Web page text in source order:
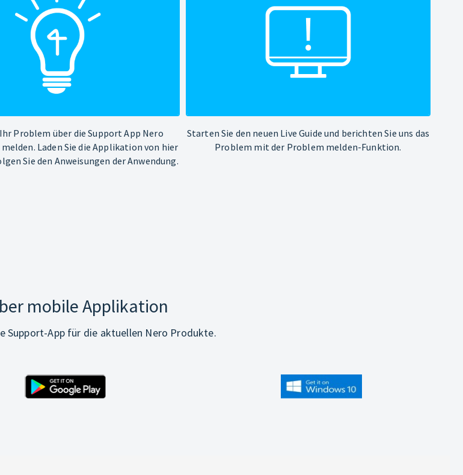
Problem über die Support App Nero
Laden Sie die Applikation von hier
Sie den Anweisungen der Anwendung.
Starten Sie den neuen Live Guide und berichten Sie uns das
Problem mit der Problem melden-Funktion.
mobile Applikation
Support-App für die aktuellen Nero Produkte.